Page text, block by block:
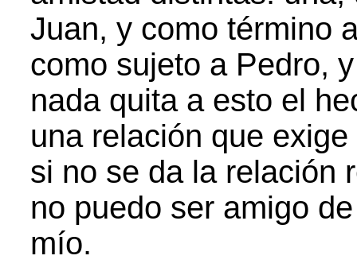
Juan, y como término
como sujeto a Pedro,
nada quita a esto el
una relación que
si no se da la relación
no puedo ser amigo
mío.